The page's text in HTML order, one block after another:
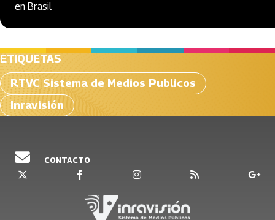
en Brasil
ETIQUETAS
RTVC Sistema de Medios Publicos
Inravisión
CONTACTO